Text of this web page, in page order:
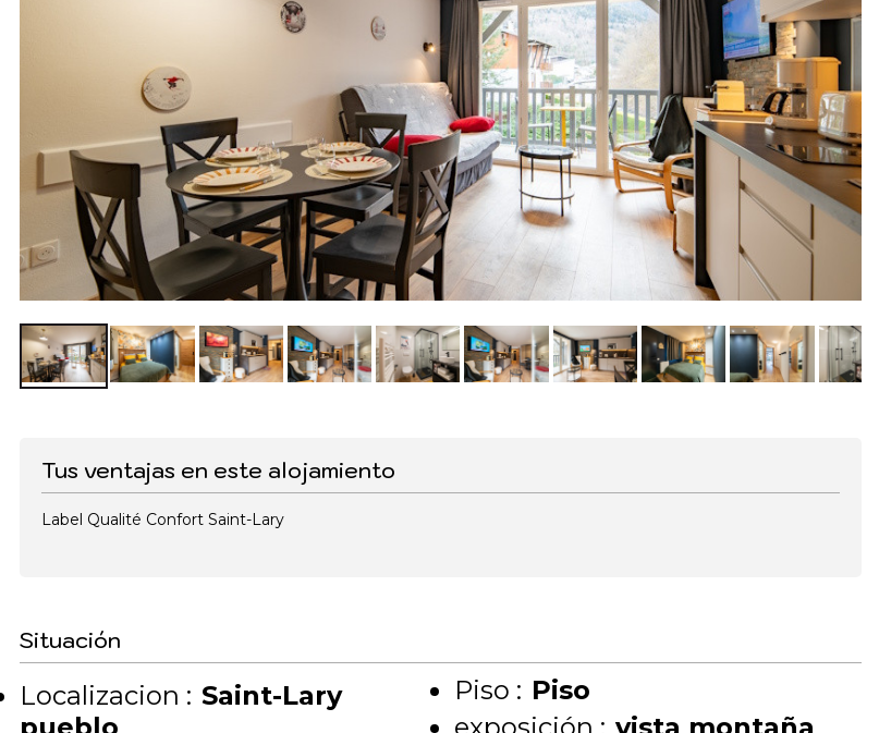
Tus ventajas en este alojamiento
Label Qualité Confort Saint-Lary
Situación
Localizacion : Saint-Lary
pueblo
Piso : Piso
exposición : vista montaña